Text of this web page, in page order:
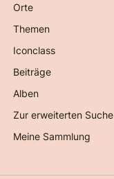
Orte
Themen
Iconclass
Beiträge
Alben
Zur erweiterten Suche
Meine Sammlung